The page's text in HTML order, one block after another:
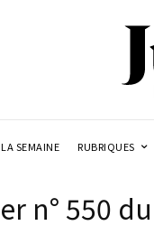
SEMAINE RUBRIQUES
n° 550